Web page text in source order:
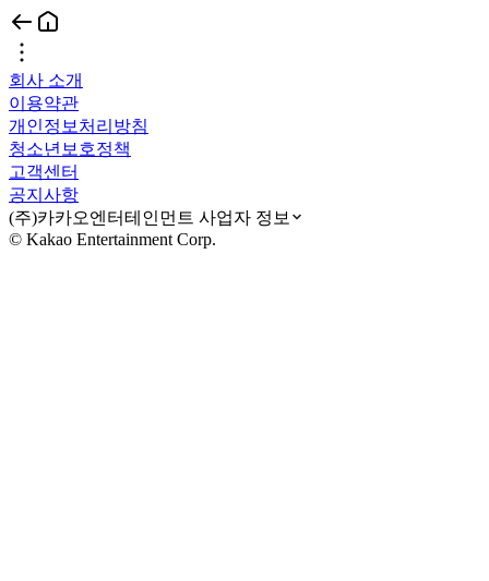
회사 소개
이용약관
개인정보처리방침
청소년보호정책
고객센터
공지사항
(주)카카오엔터테인먼트 사업자 정보
© Kakao Entertainment Corp.